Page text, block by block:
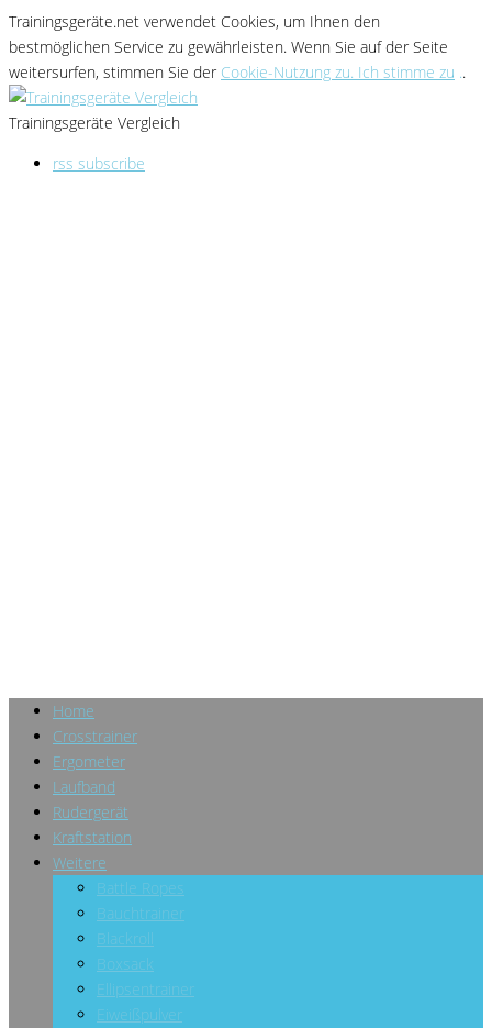
Trainingsgeräte.net verwendet Cookies, um Ihnen den
bestmöglichen Service zu gewährleisten. Wenn Sie auf der Seite
weitersurfen, stimmen Sie der Cookie-Nutzung zu. Ich stimme zu ..
Trainingsgeräte Vergleich
rss subscribe
Home
Crosstrainer
Ergometer
Laufband
Rudergerät
Kraftstation
Weitere
Battle Ropes
Bauchtrainer
Blackroll
Boxsack
Ellipsentrainer
Eiweißpulver